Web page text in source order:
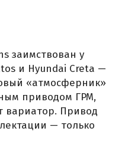
заимствован у
и Hyundai Creta —
«атмосферник»
приводом ГРМ,
вариатор. Привод
— только